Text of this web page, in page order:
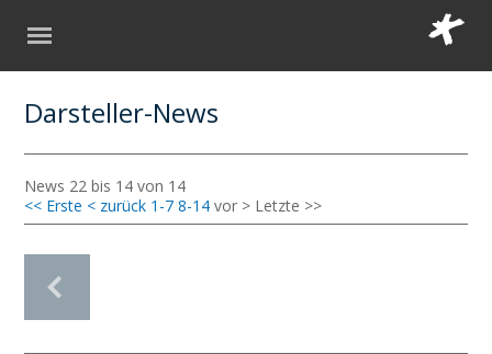
Darsteller-News
News 22 bis 14 von 14
<< Erste < zurück 1-7 8-14 vor > Letzte >>